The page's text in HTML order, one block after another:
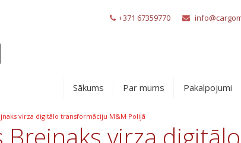
+371 67359770
Sākums Par mums Pakalpojumi
virza digitālo transformāciju M&M Polijā